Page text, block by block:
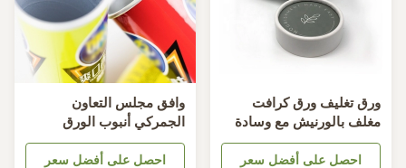
تغليف ورق كرافت
بالورنيش مع وسادة
مدرجة
احصل على أفضل سعر
وافق مجلس التعاون
الجمركي أنبوب الورق
المقوى تغليف المواد
الغذائية المعاد تدويرها ODMاحصل على أفضل سعر